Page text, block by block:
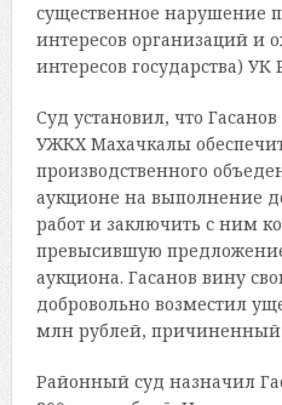
существенное нарушение
интересов организаций и
интересов государства) УК
Суд установил, что
УЖКХ Махачкалы
производственного
аукционе на выполнение
работ и заключить с ним
превысившую
аукциона. Гасанов вину
добровольно возместил
млн рублей, причиненный
Районный суд назначил